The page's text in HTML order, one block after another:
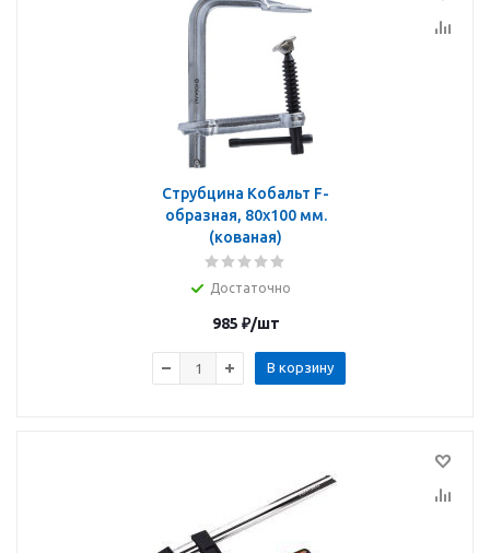
Струбцина Кобальт F-
образная, 80x100 мм.
(кованая)
Достаточно
985 ₽/шт
В корзину